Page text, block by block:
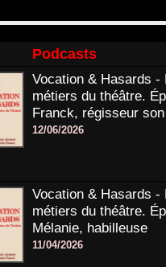
Podcasts
Vocation & Hasards -
métiers du théâtre.
Franck, régisseur son
12/06/2026
Vocation & Hasards -
métiers du théâtre.
Mélanie, habilleuse
11/04/2026